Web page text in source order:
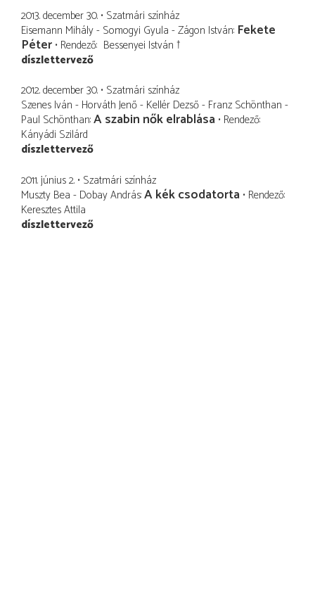
2013. december 30. Szatmári színház
Eisemann Mihály - Somogyi Gyula - Zágon István Fekete
Péter Rendező Bessenyei István †
díszlettervező
2012. december 30. Szatmári színház
Szenes Iván - Horváth Jenő - Kellér Dezső - Franz Schönthan -
Paul Schönthan A szabin nők elrablása Rendező
Kányádi Szilárd
díszlettervező
2011. június 2. Szatmári színház
Muszty Bea - Dobay András A kék csodatorta Rendező
Keresztes Attila
díszlettervező